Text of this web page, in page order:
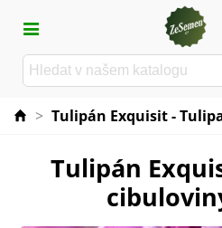
> Tulipán Exquisit -
Tulipán